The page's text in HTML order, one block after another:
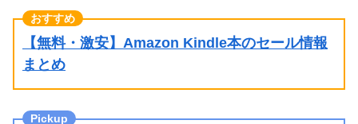
【無料・激安】Amazon Kindle本のセール情報
まとめ